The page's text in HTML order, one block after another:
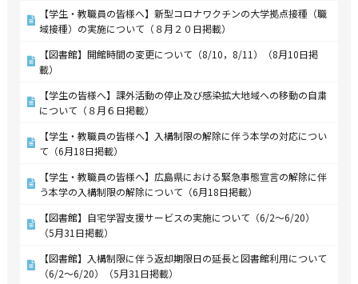
【学生・教職員の皆様へ】新型コロナワクチンの大学拠点接種（職
域接種）の実施について（８月２０日掲載）
【図書館】開館時間の変更について（8/10，8/11）（8月10日掲
載）
【学生の皆様へ】課外活動の停止及び感染拡大地域への移動の自粛
について（８月６日掲載）
【学生・教職員の皆様へ】入構制限の解除に伴う本学の対応につい
て（6月18日掲載）
【学生・教職員の皆様へ】広島県における緊急事態宣言の解除に伴
う本学の入構制限の解除について（6月18日掲載）
【図書館】自宅学習支援サービスの実施について（6/2～6/20）
（5月31日掲載）
【図書館】入構制限に伴う返却期限日の延長と図書館利用について
（6/2～6/20）（5月31日掲載）